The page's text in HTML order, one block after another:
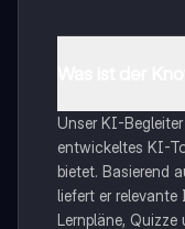
Unser KI-
entwickeltes KI-
bietet. Basierend
liefert er relevante
Lernpläne,